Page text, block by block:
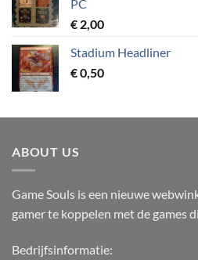
PC
€ 2,00
Stadium Headliner
€0,50
ABOUT US
Game Souls is een nieuwe
gamer te koppelen met de games
Bedrijfsinformatie: